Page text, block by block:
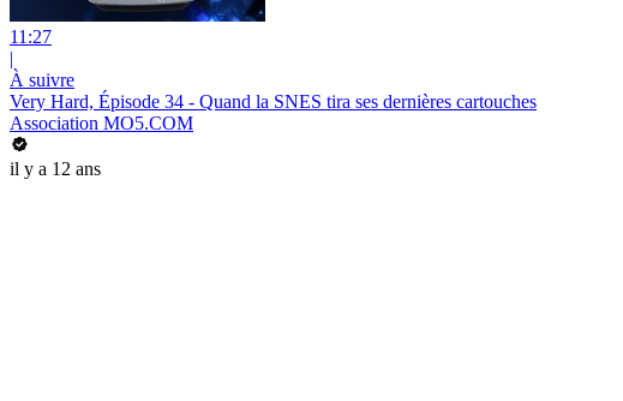
11:27
|
À suivre
Very Hard, Épisode 34 - Quand la SNES tira ses dernières cartouches
Association MO5.COM
il y a 12 ans